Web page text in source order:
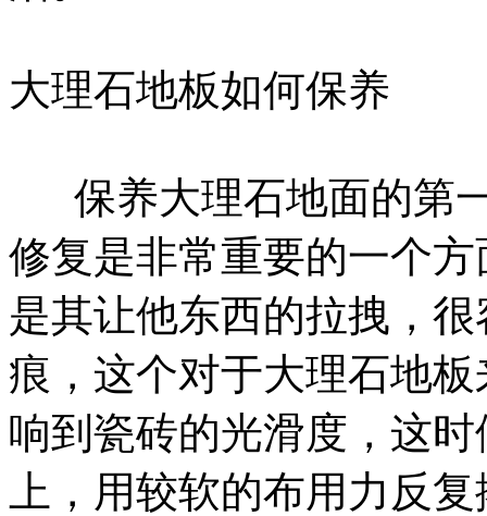
大理石地板如何保养
保养大理石地面的第
修复是非常重要的一个
是其让他东西的拉拽，
痕，这个对于大理石地
响到瓷砖的光滑度，这
上，用较软的布用力反